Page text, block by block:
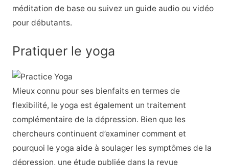
méditation de base ou suivez un guide audio ou vidéo
pour débutants.
Pratiquer le yoga
Mieux connu pour ses bienfaits en termes de
flexibilité, le yoga est également un traitement
complémentaire de la dépression. Bien que les
chercheurs continuent d’examiner comment et
pourquoi le yoga aide à soulager les symptômes de la
dépression, une étude publiée dans la revue